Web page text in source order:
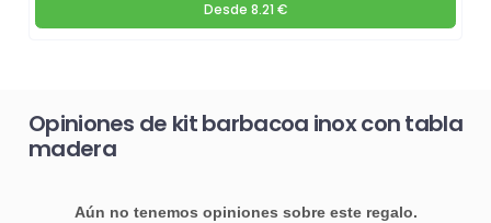
Desde 8.21 €
Opiniones de kit barbacoa inox con tabla
madera
Aún no tenemos opiniones sobre este regalo.